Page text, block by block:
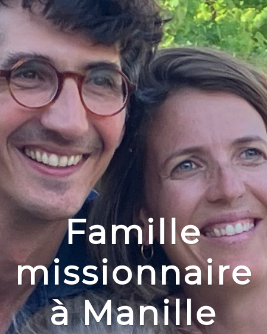
Famille
missionnaire
à Manille